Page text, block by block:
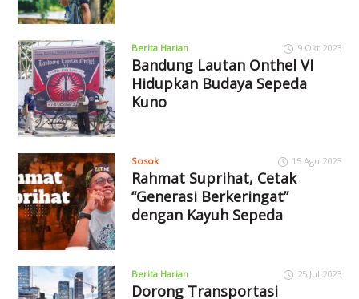
Berita Harian 9 Okt 2023
Bandung Lautan Onthel VI
Hidupkan Budaya Sepeda
Kuno
Sosok 15 Agu 2023
Rahmat Suprihat, Cetak
“Generasi Berkeringat”
dengan Kayuh Sepeda
Berita Harian 25 Jul 2023
Dorong Transportasi